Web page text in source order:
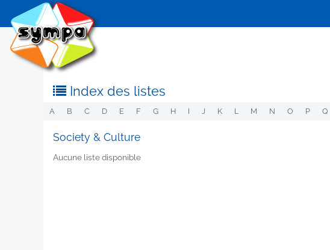
Index des listes
A B C D E F G H I J K L M N O P Q
Society & Culture
Aucune liste disponible